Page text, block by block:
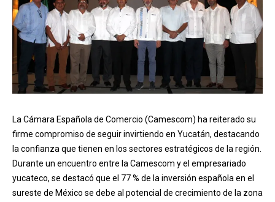
La Cámara Española de Comercio (Camescom) ha reiterado su
firme compromiso de seguir invirtiendo en Yucatán, destacando
la confianza que tienen en los sectores estratégicos de la región.
Durante un encuentro entre la Camescom y el empresariado
yucateco, se destacó que el 77 % de la inversión española en el
sureste de México se debe al potencial de crecimiento de la zona